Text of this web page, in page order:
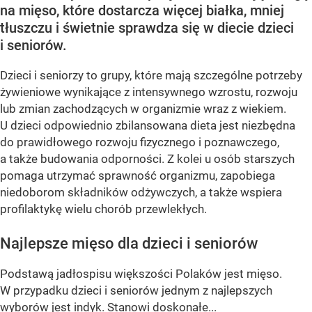
na mięso, które dostarcza więcej białka, mniej
tłuszczu i świetnie sprawdza się w diecie dzieci
i seniorów.
Dzieci i seniorzy to grupy, które mają szczególne potrzeby
żywieniowe wynikające z intensywnego wzrostu, rozwoju
lub zmian zachodzących w organizmie wraz z wiekiem.
U dzieci odpowiednio zbilansowana dieta jest niezbędna
do prawidłowego rozwoju fizycznego i poznawczego,
a także budowania odporności. Z kolei u osób starszych
pomaga utrzymać sprawność organizmu, zapobiega
niedoborom składników odżywczych, a także wspiera
profilaktykę wielu chorób przewlekłych.
Najlepsze mięso dla dzieci i seniorów
Podstawą jadłospisu większości Polaków jest mięso.
W przypadku dzieci i seniorów jednym z najlepszych
wyborów jest indyk. Stanowi doskonałe...